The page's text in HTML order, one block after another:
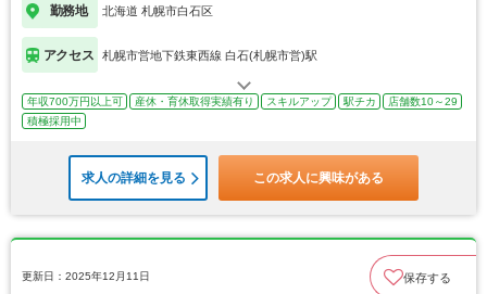
勤務地 北海道 札幌市白石区
アクセス 札幌市営地下鉄東西線 白石(札幌市営)駅
年収700万円以上可 産休・育休取得実績有り スキルアップ 駅チカ
店舗数10～29
積極採用中
求人の詳細を見る この求人に興味がある
更新日：2025年12月11日 保存する